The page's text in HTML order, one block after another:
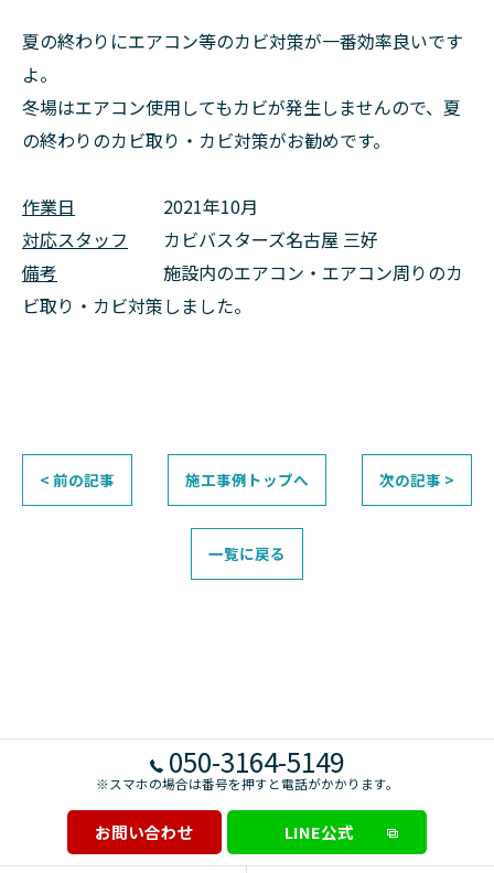
夏の終わりにエアコン等のカビ対策が一番効率良いです
よ。
冬場はエアコン使用してもカビが発生しませんので、夏
の終わりのカビ取り・カビ対策がお勧めです。
作業日 2021年10月
対応スタッフ カビバスターズ名古屋 三好
備考 施設内のエアコン・エアコン周りのカ
ビ取り・カビ対策しました。
< 前の記事 施工事例トップへ 次の記事 >
一覧に戻る
050-3164-5149
※スマホの場合は番号を押すと電話がかかります。
お問い合わせ LINE公式